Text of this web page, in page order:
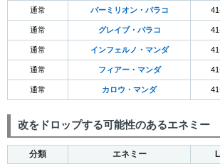
通常 バーミリオン・パラコ
通常 グレイブ・パラコ
通常 インフェルノ・マンダ
通常 フィアー・マンダ
通常 カロウ・マンダ
改をドロップする可能性のあるエネミー
分類 エネミー